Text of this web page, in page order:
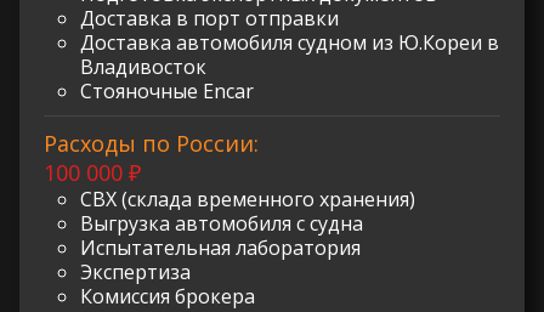
Доставка в порт отправки
Доставка автомобиля судном из Ю.Кореи в
Владивосток
Стояночные Encar
Расходы по России:
100 000 ₽
СВХ (склада временного хранения)
Выгрузка автомобиля с судна
Испытательная лаборатория
Экспертиза
Комиссия брокера